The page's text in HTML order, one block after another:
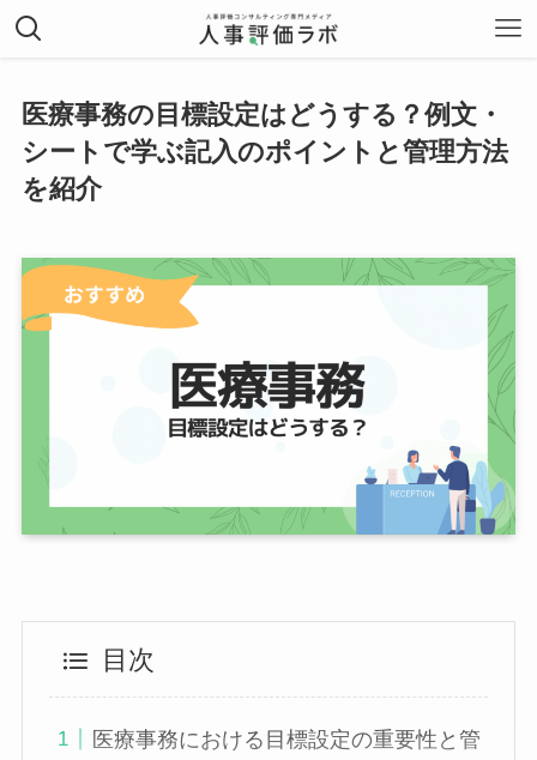
医療事務の目標設定はどうする？例文・
シートで学ぶ記入のポイントと管理方法
を紹介
目次
医療事務における目標設定の重要性と管